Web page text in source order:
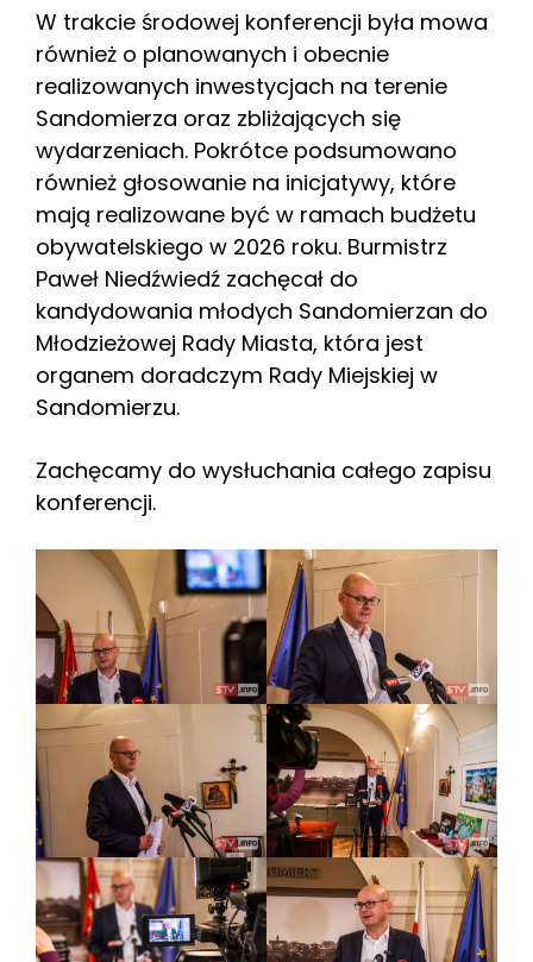
W trakcie środowej konferencji była mowa
również o planowanych i obecnie
realizowanych inwestycjach na terenie
Sandomierza oraz zbliżających się
wydarzeniach. Pokrótce podsumowano
również głosowanie na inicjatywy, które
mają realizowane być w ramach budżetu
obywatelskiego w 2026 roku. Burmistrz
Paweł Niedźwiedź zachęcał do
kandydowania młodych Sandomierzan do
Młodzieżowej Rady Miasta, która jest
organem doradczym Rady Miejskiej w
Sandomierzu.
Zachęcamy do wysłuchania całego zapisu
konferencji.